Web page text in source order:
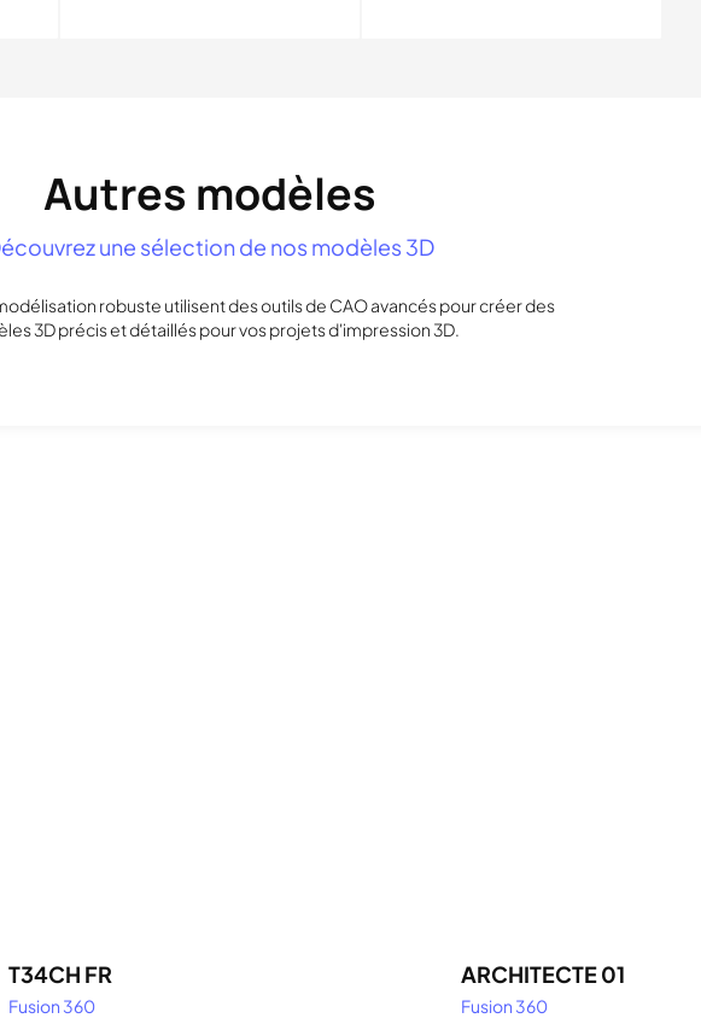
Autres modèles
une sélection de nos modèles 3D
robuste utilisent des outils de CAO avancés pour créer des
3D précis et détaillés pour vos projets d'impression 3D.
T34CH FR
Fusion 360
ARCHITECTE 01
Fusion 360